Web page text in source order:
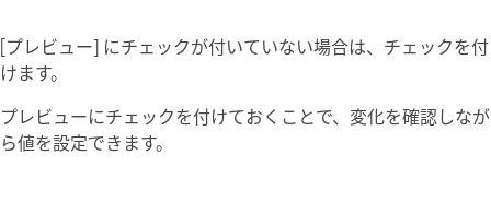
[プレビュー] にチェックが付いていない場合は、チェックを付
けます。
プレビューにチェックを付けておくことで、変化を確認しなが
ら値を設定できます。